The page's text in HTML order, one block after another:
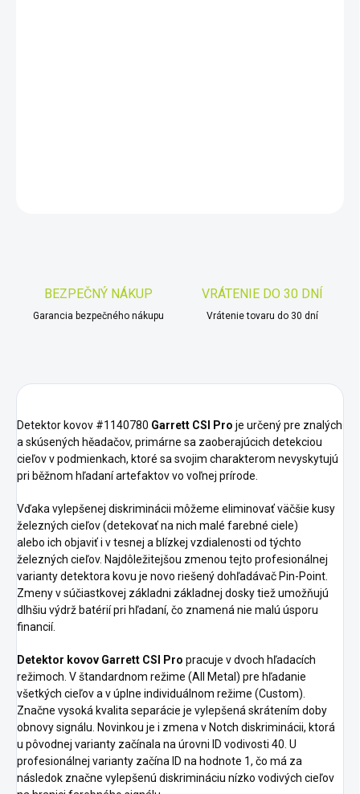
BEZPEČNÝ NÁKUP
Garancia bezpečného nákupu
VRÁTENIE DO 30 DNÍ
Vrátenie tovaru do 30 dní
Detektor kovov #1140780 Garrett CSI Pro je určený pre znalých
a skúsených hěadačov, primárne sa zaoberajúcich detekciou
cieľov v podmienkach, ktoré sa svojim charakterom nevyskytujú
pri běžnom hľadaní artefaktov vo voľnej prírode.
Vďaka vylepšenej diskriminácii môžeme eliminovať väčšie kusy
železných cieľov (detekovať na nich malé farebné ciele)
alebo ich objaviť i v tesnej a blízkej vzdialenosti od týchto
železných cieľov. Najdôležitejšou zmenou tejto profesionálnej
varianty detektora kovu je novo riešený dohľadávač Pin-Point.
Zmeny v súčiastkovej základni základnej dosky tiež umožňujú
dlhšiu výdrž batérií pri hľadaní, čo znamená nie malú úsporu
financií.
Detektor kovov Garrett CSI Pro pracuje v dvoch hľadacích
režimoch. V štandardnom režime (All Metal) pre hľadanie
všetkých cieľov a v úplne individuálnom režime (Custom).
Značne vysoká kvalita separácie je vylepšená skrátením doby
obnovy signálu. Novinkou je i zmena v Notch diskriminácii, ktorá
u pôvodnej varianty začínala na úrovni ID vodivosti 40. U
profesionálnej varianty začína ID na hodnote 1, čo má za
následok značne vylepšenú diskrimináciu nízko vodivých cieľov